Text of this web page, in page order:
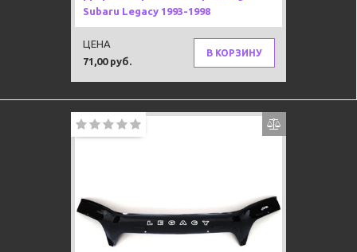
Subaru Legacy 1993-1998
71,00 руб.
ЦЕНА
В КОРЗИНУ